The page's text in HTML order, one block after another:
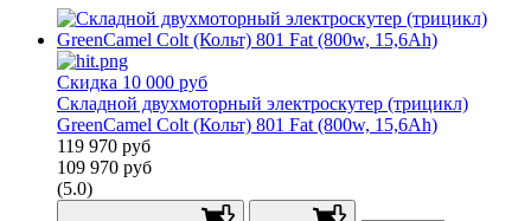
Скидка 10 000 руб
Складной двухмоторный электроскутер (трицикл)
GreenCamel Colt (Кольт) 801 Fat (800w, 15,6Ah)
119 970 руб
109 970 руб
(5.0)